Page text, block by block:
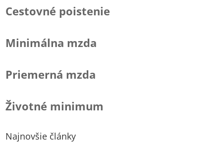
Cestovné poistenie
Minimálna mzda
Priemerná mzda
Životné minimum
Najnovšie články